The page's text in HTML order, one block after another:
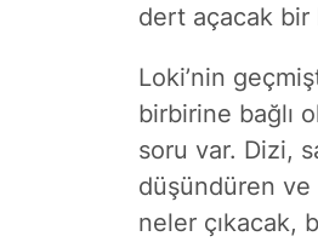
dert açacak bir
Loki’nin
birbirine bağlı
soru var. Dizi,
düşündüren
neler çıkacak,